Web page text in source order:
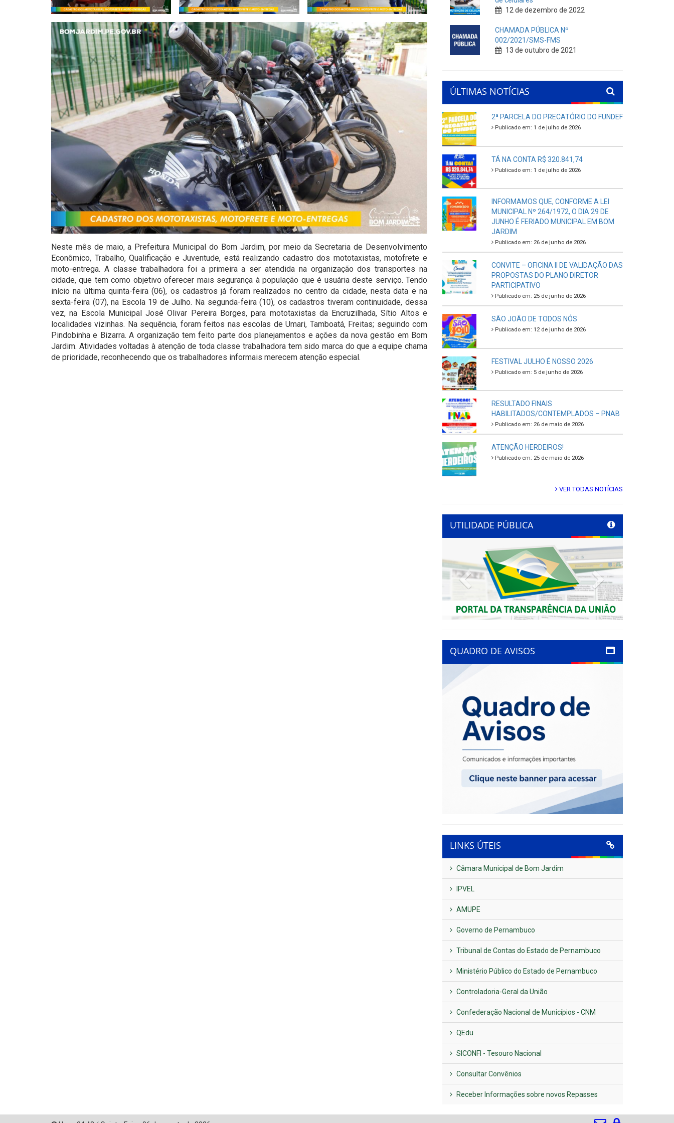
Neste mês de maio, a Prefeitura Municipal do Bom Jardim, por meio da Secretaria de Desenvolvimento
Econômico, Trabalho, Qualificação e Juventude, está realizando cadastro dos mototaxistas, motofrete e
moto-entrega. A classe trabalhadora foi a primeira a ser atendida na organização dos transportes na
cidade, que tem como objetivo oferecer mais segurança à população que é usuária deste serviço. Tendo
início na última quinta-feira (06), os cadastros já foram realizados no centro da cidade, nesta data e na
sexta-feira (07), na Escola 19 de Julho. Na segunda-feira (10), os cadastros tiveram continuidade, dessa
vez, na Escola Municipal José Olivar Pereira Borges, para mototaxistas da Encruzilhada, Sítio Altos e
localidades vizinhas. Na sequência, foram feitos nas escolas de Umari, Tamboatá, Freitas; seguindo com
Pindobinha e Bizarra. A organização tem feito parte dos planejamentos e ações da nova gestão em Bom
Jardim. Atividades voltadas à atenção de toda classe trabalhadora tem sido marca do que a equipe chama
de prioridade, reconhecendo que os trabalhadores informais merecem atenção especial.
12 de dezembro de 2022
CHAMADA PÚBLICA Nº
002/2021/SMS-FMS
13 de outubro de 2021
ÚLTIMAS NOTÍCIAS
2ª PARCELA DO PRECATÓRIO DO FUNDEF
Publicado em: 1 de julho de 2026
TÁ NA CONTA R$ 320.841,74
Publicado em: 1 de julho de 2026
INFORMAMOS QUE, CONFORME A LEI
MUNICIPAL Nº 264/1972, O DIA 29 DE
JUNHO É FERIADO MUNICIPAL EM BOM
JARDIM
Publicado em: 26 de junho de 2026
CONVITE – OFICINA II DE VALIDAÇÃO DAS
PROPOSTAS DO PLANO DIRETOR
PARTICIPATIVO
Publicado em: 25 de junho de 2026
SÃO JOÃO DE TODOS NÓS
Publicado em: 12 de junho de 2026
FESTIVAL JULHO É NOSSO 2026
Publicado em: 5 de junho de 2026
RESULTADO FINAIS
HABILITADOS/CONTEMPLADOS – PNAB
Publicado em: 26 de maio de 2026
ATENÇÃO HERDEIROS!
Publicado em: 25 de maio de 2026
VER TODAS NOTÍCIAS
UTILIDADE PÚBLICA
Previous Next
QUADRO DE AVISOS
LINKS ÚTEIS
Câmara Municipal de Bom Jardim
IPVEL
AMUPE
Governo de Pernambuco
Tribunal de Contas do Estado de Pernambuco
Ministério Público do Estado de Pernambuco
Controladoria-Geral da União
Confederação Nacional de Municípios - CNM
QEdu
SICONFI - Tesouro Nacional
Consultar Convênios
Receber Informações sobre novos Repasses